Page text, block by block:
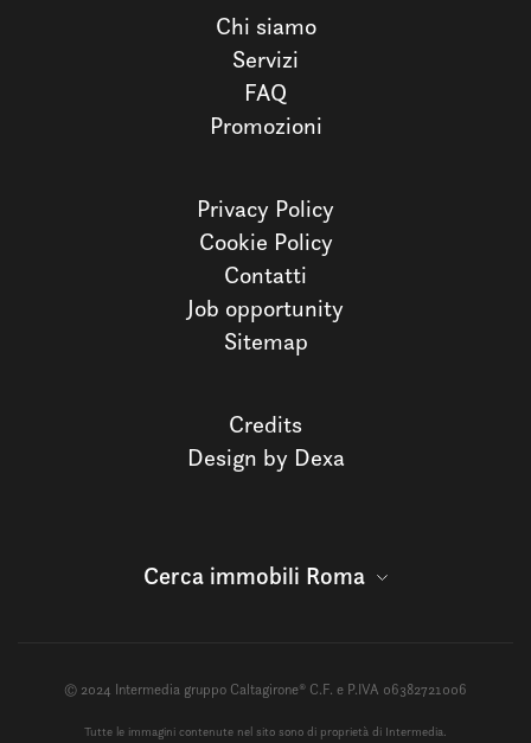
Chi siamo
Servizi
FAQ
Promozioni
Privacy Policy
Cookie Policy
Contatti
Job opportunity
Sitemap
Credits
Design by Dexa
Cerca immobili Roma
© 2024 Intermedia gruppo Caltagirone® C.F. e P.IVA 06382721006
Tutte le immagini contenute nel sito sono di proprietà di Intermedia.